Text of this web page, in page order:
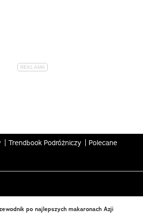
Trendbook Podróżniczy Polecane
po najlepszych makaronach Azji